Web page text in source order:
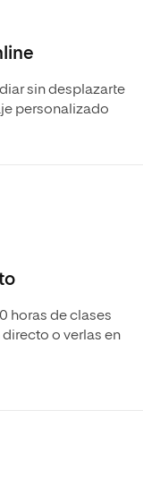
sin desplazarte
personalizado
horas de clases
o verlas en